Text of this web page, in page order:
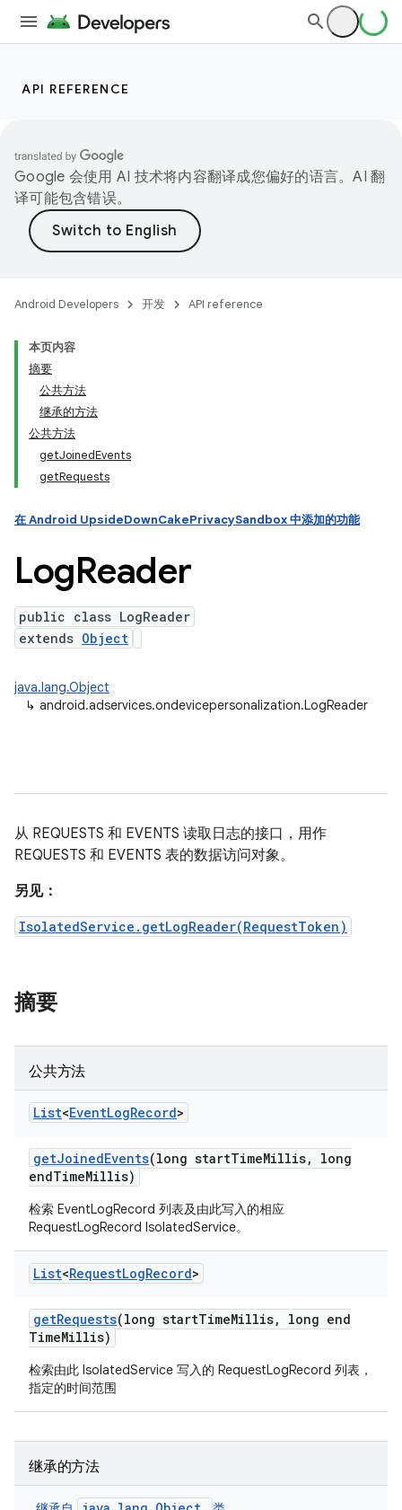
API REFERENCE
Google 会使用 AI 技术将内容翻译成您偏好的语言。AI 翻
译可能包含错误。
Android Developers 开发 API reference
本页内容
摘要
公共方法
继承的方法
公共方法
getJoinedEvents
getRequests
在 Android UpsideDownCakePrivacySandbox 中添加的功能
LogReader
public class LogReader
extends Object
java.lang.Object
↳ android.adservices.ondevicepersonalization.LogReader
从 REQUESTS 和 EVENTS 读取日志的接口，用作
REQUESTS 和 EVENTS 表的数据访问对象。
另见：
IsolatedService.getLogReader(RequestToken)
摘要
公共方法
List<EventLogRecord>
getJoinedEvents(long startTimeMillis,
long
endTimeMillis)
检索 EventLogRecord 列表及由此写入的相应
RequestLogRecord IsolatedService。
List<RequestLogRecord>
getRequests(long startTimeMillis,
long end
TimeMillis)
检索由此 IsolatedService 写入的 RequestLogRecord 列表，
指定的时间范围
继承的方法